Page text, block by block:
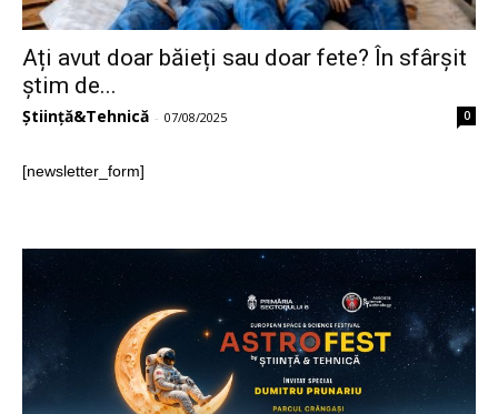
Ați avut doar băieți sau doar fete? În sfârșit
știm de...
Știință&Tehnică - 07/08/2025 0
[newsletter_form]